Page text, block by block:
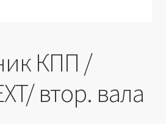
КПП /
втор. вала